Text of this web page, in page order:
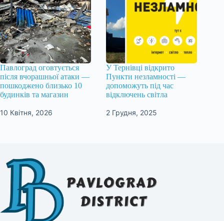
Павлоград оговтується
після вчорашньої атаки —
пошкоджено близько 10
будинків та магазин
10 Квітня, 2026
У Тернівці відкрито
Пункти незламності —
допоможуть під час
відключень світла
2 Грудня, 2025